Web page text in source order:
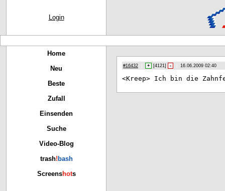
Login
Home
Neu
Beste
Zufall
Einsenden
Suche
Video-Blog
trash! bash
Screenshots
#16432 + [4121] - 16.06.2009 02:40
<Kreep> Ich bin die